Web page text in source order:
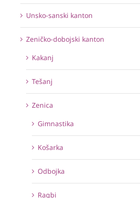
Unsko-sanski kanton
Zeničko-dobojski kanton
Kakanj
Tešanj
Zenica
Gimnastika
Košarka
Odbojka
Ragbi